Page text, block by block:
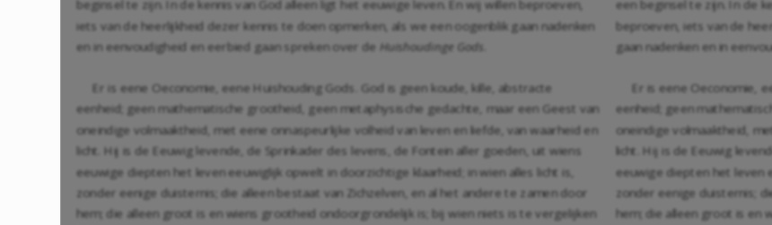
beginsel te zijn. In de kennis van God alleen ligt het eeuwige leven. En wij willen beproeven,
iets van de heerlijkheid dezer kennis te doen opmerken, als we een oogenblik gaan nadenken
en in eenvoudigheid en eerbied gaan spreken over de Huishoudinge Gods
Er is eene Oeconomie, eene Huishouding Gods. God is geen koude, kille, abstracte
eenheid; geen mathematische grootheid, geen metaphysische gedachte, maar een Geest van
oneindige volmaaktheid, met eene onnaspeurlijke volheid van leven en liefde, van waarheid en
licht. Hij is de Eeuwig levende, de Sprinkader des levens, de Fontein aller goeden, uit wiens
eeuwige diepten het leven eeuwiglijk opwelt in doorzichtige klaarheid; in wien alles licht is,
zonder eenige duisternis; die alleen bestaat van Zichzelven, en al het andere te zamen door
hem; die alleen groot is en wiens grootheid ondoorgrondelijk is; bij wien niets is te vergelijken
een beginsel te zijn. In de
beproeven, iets van de
gaan nadenken en in
Er is eene Oeconomie,
eenheid; geen
oneindige volmaaktheid,
licht. Hij is de Eeuwig
eeuwige diepten het leven
zonder eenige duisternis;
hem; die alleen groot is en